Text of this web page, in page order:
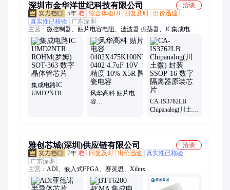
深圳市金华洋世纪科技有限公司
洽谈
5年 档 综合体验L0 回复及时 出价迅速
真实性已核验
广东深圳
主营： 微控制器、贴片电容电阻、滤波器 振荡器、IC集成电
路、数据转换芯片、射频无线芯片、传感器、继电器
集成电路IC
UMD2NTR
风华高科 贴片电
容
CA-IS3762LB
Chipanalog(川土
雅创芯城(深圳)供应链有限公司
洽谈
7年 档 回复及时 出价迅速
真实性已核验
广东深圳
主营： ADI、嵌入式FPGA、赛灵思、Xilinx